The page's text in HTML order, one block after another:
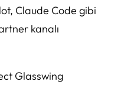
Claude Code gibi
kanalı
Glasswing